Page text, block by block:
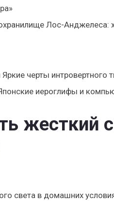
Лос-Анджелеса:
Яркие черты интровертного
иероглифы и
жесткий
света в домашних